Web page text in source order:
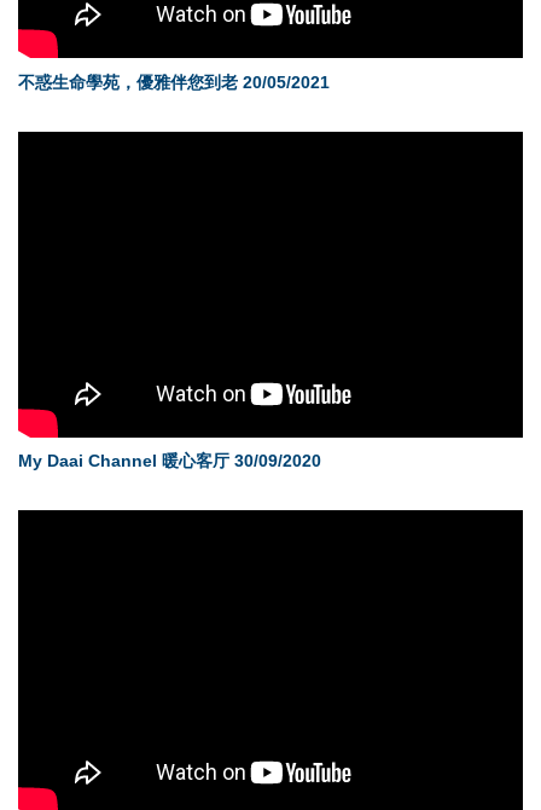
不惑生命學苑，優雅伴您到老 20/05/2021
My Daai Channel 暖心客厅 30/09/2020